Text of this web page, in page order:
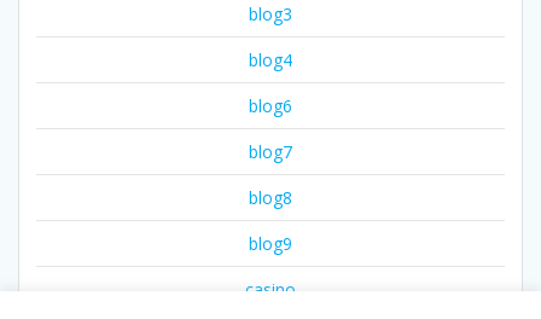
blog3
blog4
blog6
blog7
blog8
blog9
casino